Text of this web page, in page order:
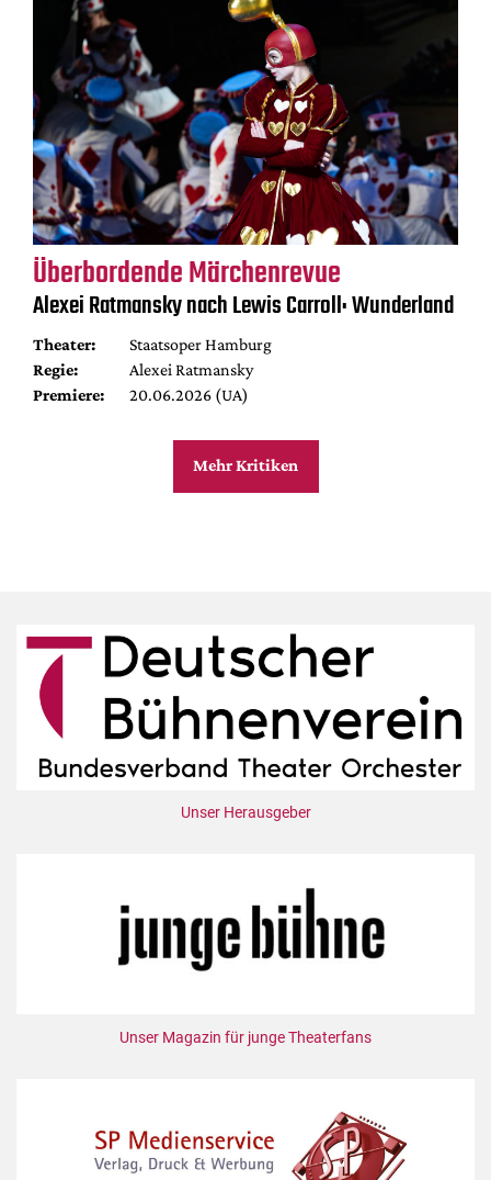
Überbordende Märchenrevue
Alexei Ratmansky nach Lewis Carroll: Wunderland
Theater:
Staatsoper Hamburg
Regie:
Alexei Ratmansky
Premiere:
20.06.2026 (UA)
Mehr Kritiken
Unser Herausgeber
Unser Magazin für junge Theaterfans